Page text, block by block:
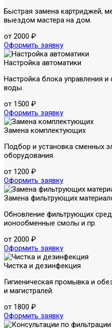
Быстрая замена картриджей,
выездом мастера на дом.
от 2000 ₽
Оформить заявку
Настройка автоматики
Настройка блока управления
воды.
от 1500 ₽
Оформить заявку
Замена комплектующих
Подбор и установка сменных
оборудования.
от 1200 ₽
Оформить заявку
Замена фильтрующих
Обновление фильтрующих
ионообменные смолы и пр.
от 2000 ₽
Оформить заявку
Чистка и дезинфекция
Гигиеническая промывка и
и магистралей.
от 1800 ₽
Оформить заявку